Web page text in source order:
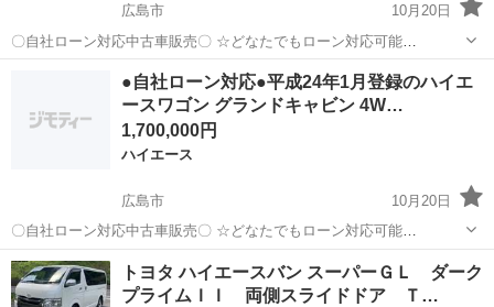
広島市
10月20日
〇自社ローン対応中古車販売〇 ☆どなたでもローン対応可能
☆ １、勤続年数の短い方や自営業の方 ２、パートを
される主婦の方や派遣社員の方 ３、自己破産等をされた方やローンが
組めない方 ４、他社様で...
ハイエース ロングハイルーフ
●自社ローン対応●平成24年1月登録のハイエ
ースワゴン グランドキャビン 4W…
1,700,000円
ハイエース
広島市
10月20日
〇自社ローン対応中古車販売〇 ☆どなたでもローン対応可能
☆ １、勤続年数の短い方や自営業の方 ２、パートを
される主婦の方や派遣社員の方 ３、自己破産等をされた方やローンが
組めない方 ４、他社様で...
広島 広島市 ハイエース
トヨタ ハイエースバン スーパーＧＬ ダーク
プライムＩＩ 両側スライドドア Ｔ…